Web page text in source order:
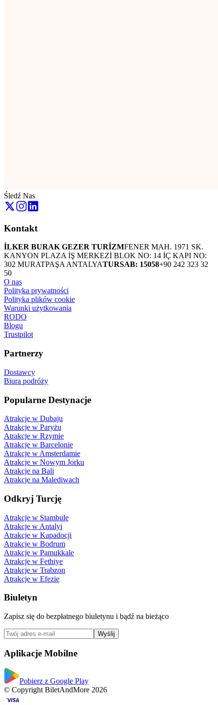
Śledź Nas
Kontakt
İLKER BURAK GEZER TURİZMFENER MAH. 1971 SK.
KANYON PLAZA İŞ MERKEZİ BLOK NO: 14 İÇ KAPI NO:
302 MURATPAŞA ANTALYATURSAB: 15058+90 242 323 32
50
O nas
Polityka prywatności
Polityka plików cookie
Warunki użytkowania
RODO
Blogu
Trustpilot
Partnerzy
Dostawcy
Biura podróży
Popularne Destynacje
Atrakcje w Dubaju
Atrakcje w Paryżu
Atrakcje w Rzymie
Atrakcje w Barcelonie
Atrakcje w Amsterdamie
Atrakcje w Nowym Jorku
Atrakcje na Bali
Atrakcje na Malediwach
Odkryj Turcję
Atrakcje w Stambule
Atrakcje w Antalyi
Atrakcje w Kapadocji
Atrakcje w Bodrum
Atrakcje w Pamukkale
Atrakcje w Fethiye
Atrakcje w Trabzon
Atrakcje w Efezie
Biuletyn
Zapisz się do bezpłatnego biuletynu i bądź na bieżąco
Wyślij
Aplikacje Mobilne
Pobierz z Google Play
© Copyright BiletAndMore 2026